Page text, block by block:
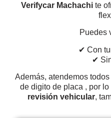
Verifycar Machachi te
Puedes
✔ Con
✔
Además, atendemos
de digito de placa , por
revisión vehicular,